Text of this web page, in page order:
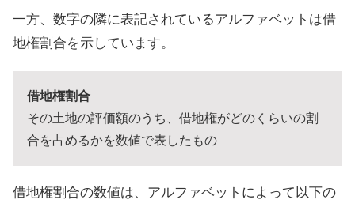
一方、数字の隣に表記されているアルファベットは借
地権割合を示しています。
借地権割合
その土地の評価額のうち、借地権がどのくらいの割
合を占めるかを数値で表したもの
借地権割合の数値は、アルファベットによって以下の